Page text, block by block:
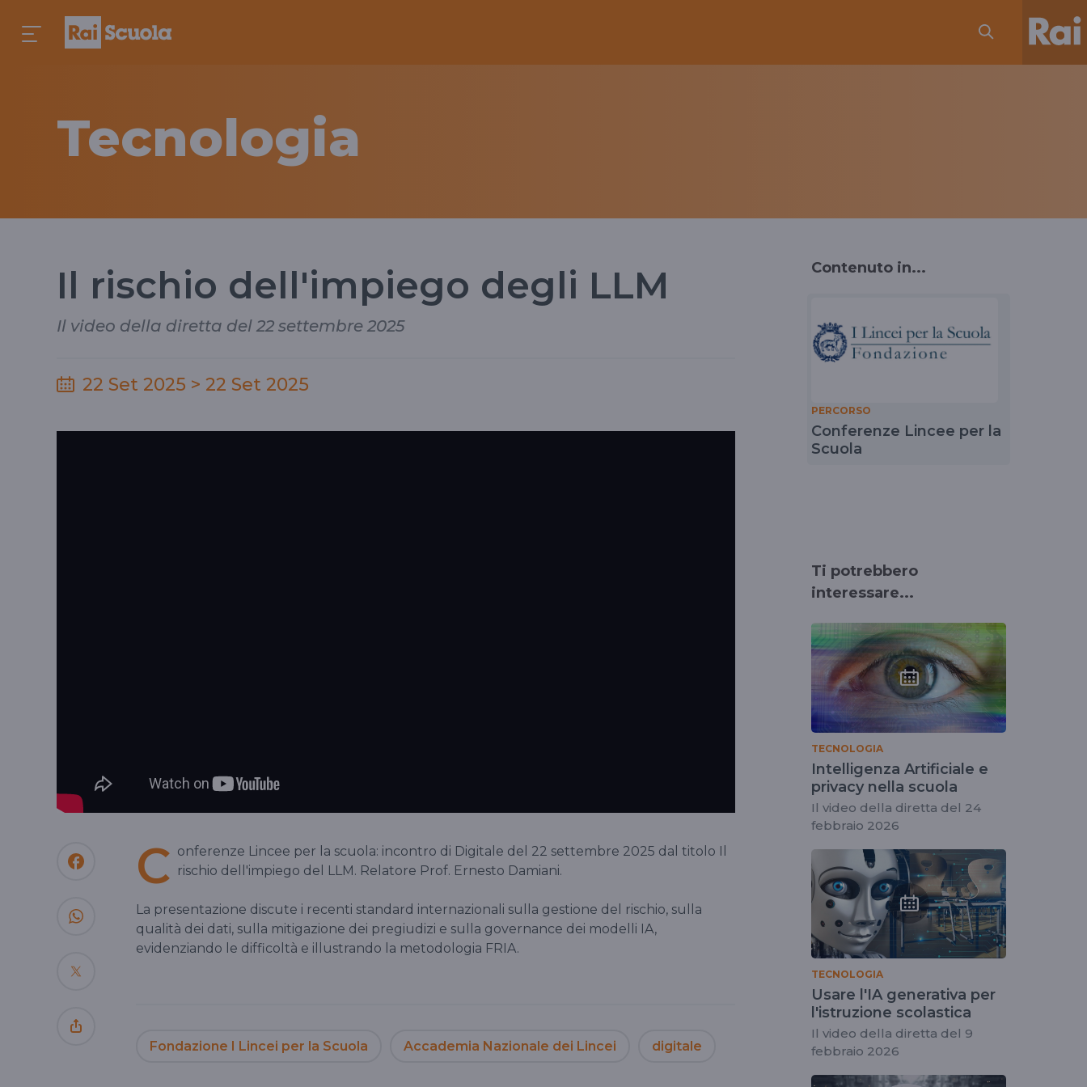
Tecnologia
Il rischio dell'impiego degli LLM
Il video della diretta del 22 settembre 2025
22 Set 2025 > 22 Set 2025
C onferenze Lincee per la scuola: incontro di Digitale del 22 settembre 2025 dal titolo Il
rischio dell'impiego del LLM. Relatore Prof. Ernesto Damiani.
La presentazione discute i recenti standard internazionali sulla gestione del rischio, sulla
qualità dei dati, sulla mitigazione dei pregiudizi e sulla governance dei modelli IA,
evidenziando le difficoltà e illustrando la metodologia FRIA.
Fondazione I Lincei per la Scuola Accademia Nazionale dei Lincei digitale
Contenuto in...
PERCORSO
Conferenze Lincee per la
Scuola
Ti potrebbero
interessare...
TECNOLOGIA
Intelligenza Artificiale e
privacy nella scuola
Il video della diretta del 24
febbraio 2026
TECNOLOGIA
Usare l'IA generativa per
l'istruzione scolastica
Il video della diretta del 9
febbraio 2026